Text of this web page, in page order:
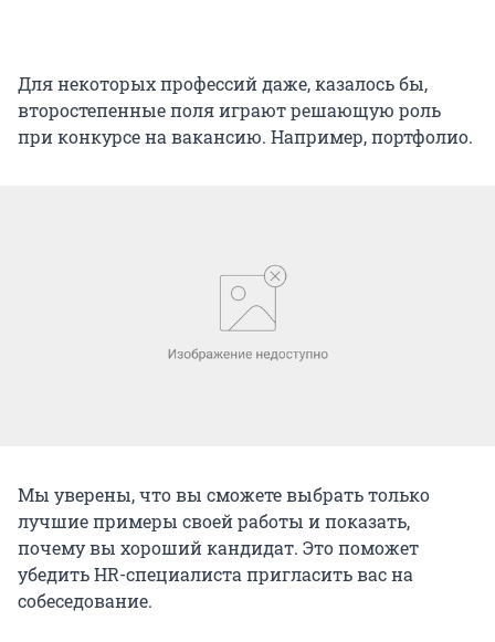
Для некоторых профессий даже, казалось бы,
второстепенные поля играют решающую роль
при конкурсе на вакансию. Например, портфолио.
Мы уверены, что вы сможете выбрать только
лучшие примеры своей работы и показать,
почему вы хороший кандидат. Это поможет
убедить HR-специалиста пригласить вас на
собеседование.